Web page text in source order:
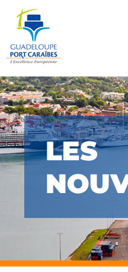
LES